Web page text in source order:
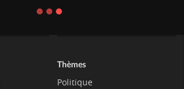
Thèmes
Politique